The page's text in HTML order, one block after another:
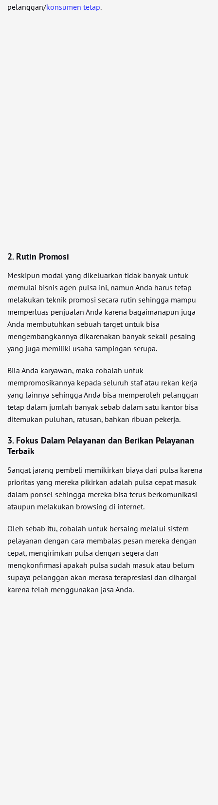
pelanggan/konsumen tetap.
2. Rutin Promosi
Meskipun modal yang dikeluarkan tidak banyak untuk
memulai bisnis agen pulsa ini, namun Anda harus tetap
melakukan teknik promosi secara rutin sehingga mampu
memperluas penjualan Anda karena bagaimanapun juga
Anda membutuhkan sebuah target untuk bisa
mengembangkannya dikarenakan banyak sekali pesaing
yang juga memiliki usaha sampingan serupa.
Bila Anda karyawan, maka cobalah untuk
mempromosikannya kepada seluruh staf atau rekan kerja
yang lainnya sehingga Anda bisa memperoleh pelanggan
tetap dalam jumlah banyak sebab dalam satu kantor bisa
ditemukan puluhan, ratusan, bahkan ribuan pekerja.
3. Fokus Dalam Pelayanan dan Berikan Pelayanan
Terbaik
Sangat jarang pembeli memikirkan biaya dari pulsa karena
prioritas yang mereka pikirkan adalah pulsa cepat masuk
dalam ponsel sehingga mereka bisa terus berkomunikasi
ataupun melakukan browsing di internet.
Oleh sebab itu, cobalah untuk bersaing melalui sistem
pelayanan dengan cara membalas pesan mereka dengan
cepat, mengirimkan pulsa dengan segera dan
mengkonfirmasi apakah pulsa sudah masuk atau belum
supaya pelanggan akan merasa terapresiasi dan dihargai
karena telah menggunakan jasa Anda.